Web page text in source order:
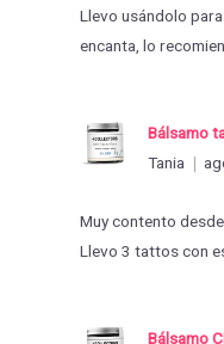
Llevo usándolo
encanta, lo
Bálsamo
Tania
Muy contento
Llevo 3 tattos con
Bálsamo